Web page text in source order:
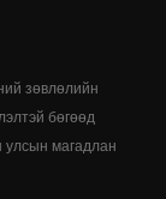
зөвлөлийн
бөгөөд
улсын магадлан